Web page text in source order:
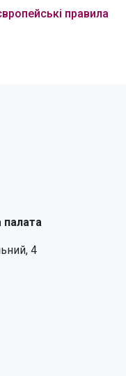
правила
палата
4